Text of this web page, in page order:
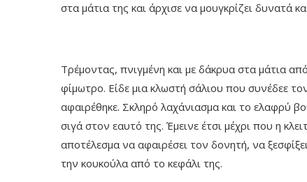
στα μάτια της και άρχισε να μουγκρίζει δυνατά
Τρέμοντας, πνιγμένη και με δάκρυα στα μάτια
φίμωτρο. Είδε μια κλωστή σάλιου που συνέδεε
αφαιρέθηκε. Σκληρό λαχάνιασμα και το ελαφρύ
σιγά στον εαυτό της. Έμεινε έτσι μέχρι που η
αποτέλεσμα να αφαιρέσει τον δονητή, να
την κουκούλα από το κεφάλι της.